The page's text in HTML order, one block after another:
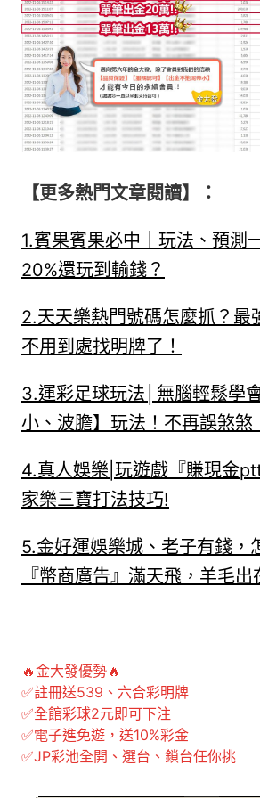
【更多熱門文章閱讀】：
1.賓果賓果必中｜玩法、預測
20%還玩到輸錢？
2.天天樂熱門號碼怎麼抓？最
不用到處找明牌了！
3.運彩足球玩法│無腦輕鬆學
小、波膽】玩法！不再誤煞煞
4.真人娛樂|玩遊戲『賺現金
家樂三寶打法技巧!
5.金好運娛樂城、老子有錢，
『幣商廣告』滿天飛，羊毛出
🔥金大發優勢🔥
✅註冊送539、六合彩明牌
✅全館彩球2元即可下注
✅電子進免遊，送10%彩金
✅JP彩池全開、選台、鎖台任你挑